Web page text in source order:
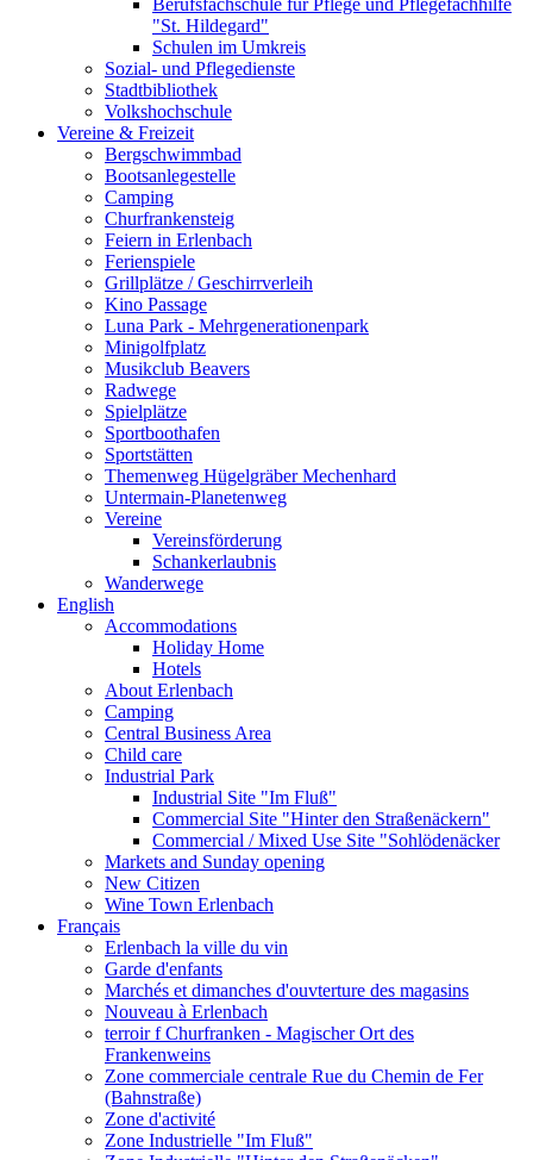
Berufsfachschule für Pflege und Pflegefachhilfe
"St. Hildegard"
Schulen im Umkreis
Sozial- und Pflegedienste
Stadtbibliothek
Volkshochschule
Vereine & Freizeit
Bergschwimmbad
Bootsanlegestelle
Camping
Churfrankensteig
Feiern in Erlenbach
Ferienspiele
Grillplätze / Geschirrverleih
Kino Passage
Luna Park - Mehrgenerationenpark
Minigolfplatz
Musikclub Beavers
Radwege
Spielplätze
Sportboothafen
Sportstätten
Themenweg Hügelgräber Mechenhard
Untermain-Planetenweg
Vereine
Vereinsförderung
Schankerlaubnis
Wanderwege
English
Accommodations
Holiday Home
Hotels
About Erlenbach
Camping
Central Business Area
Child care
Industrial Park
Industrial Site "Im Fluß"
Commercial Site "Hinter den Straßenäckern"
Commercial / Mixed Use Site "Sohlödenäcker
Markets and Sunday opening
New Citizen
Wine Town Erlenbach
Français
Erlenbach la ville du vin
Garde d'enfants
Marchés et dimanches d'ouvterture des magasins
Nouveau à Erlenbach
terroir f Churfranken - Magischer Ort des
Frankenweins
Zone commerciale centrale Rue du Chemin de Fer
(Bahnstraße)
Zone d'activité
Zone Industrielle "Im Fluß"